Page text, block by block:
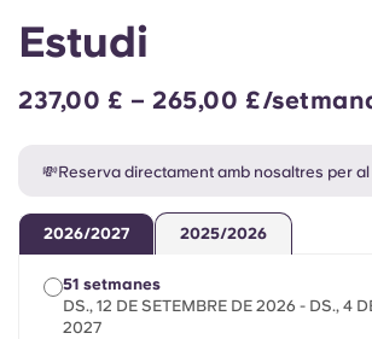
Español
Català
Deutsch
Italian
Estudi
237,00 £ – 265,00 £/
💸Reserva directament amb nosaltres per
2026/2027 2025/2026
51 setmanes
DS., 12 DE SETEMBRE DE 2026 - DS., 4
2027